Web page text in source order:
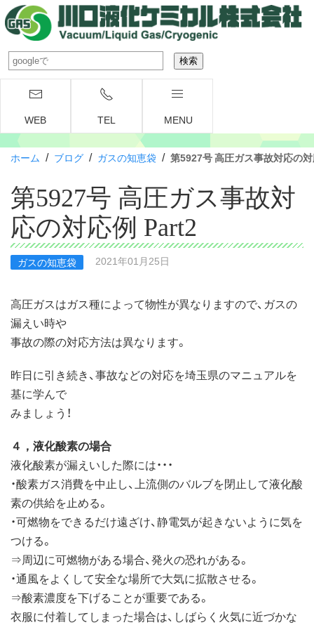
WEB TEL MENU
ホーム / ブログ / ガスの知恵袋 / 第5927号 高圧ガス事故対応の
第5927号 高圧ガス事故対
応の対応例 Part2
ガスの知恵袋 2021年01月25日
高圧ガスはガス種によって物性が異なりますので、ガスの
漏えい時や
事故の際の対応方法は異なります。
昨日に引き続き、事故などの対応を埼玉県のマニュアルを
基に学んで
みましょう！
４，液化酸素の場合
液化酸素が漏えいした際には・・・
・酸素ガス消費を中止し、上流側のバルブを閉止して液化酸
素の供給を止める。
・可燃物をできるだけ遠ざけ、静電気が起きないように気を
つける。
⇒周辺に可燃物がある場合、発火の恐れがある。
・通風をよくして安全な場所で大気に拡散させる。
⇒酸素濃度を下げることが重要である。
衣服に付着してしまった場合は、しばらく火気に近づかな